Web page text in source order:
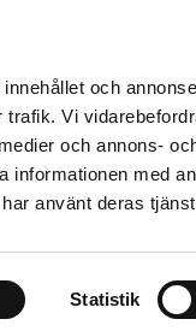
och
Vi
och annons-
med
använt deras
Statistik